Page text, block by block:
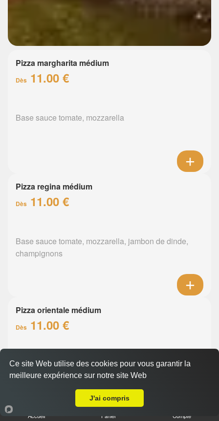
Pizza margharita médium
Dès 11.00 €
Base sauce tomate, mozzarella
Pizza regina médium
Dès 11.00 €
Base sauce tomate, mozzarella, jambon de dinde,
champignons
Pizza orientale médium
Dès 11.00 €
Base sauce tomate, mozzarella, merguez, poivrons
Accueil Panier Compte
Ce site Web utilise des cookies pour vous garantir la
meilleure expérience sur notre site Web
J'ai compris